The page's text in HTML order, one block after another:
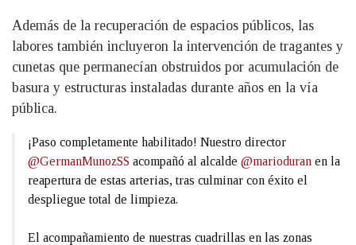
Además de la recuperación de espacios públicos, las
labores también incluyeron la intervención de tragantes y
cunetas que permanecían obstruidos por acumulación de
basura y estructuras instaladas durante años en la vía
pública.
¡Paso completamente habilitado! Nuestro director
@GermanMunozSS acompañó al alcalde @marioduran en la
reapertura de estas arterias, tras culminar con éxito el
despliegue total de limpieza.
El acompañamiento de nuestras cuadrillas en las zonas